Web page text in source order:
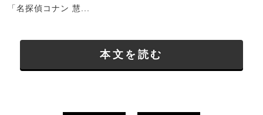
「名探偵コナン 慧...
本文を読む